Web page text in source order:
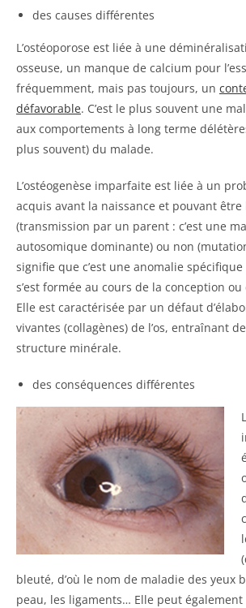
des causes différentes
L’ostéoporose est liée à une
osseuse, un manque de calcium pour
fréquemment, mais pas toujours, un
défavorable. C’est le plus souvent une
aux comportements à long terme
plus souvent) du malade.
L’ostéogenèse imparfaite est liée à un
acquis avant la naissance et pouvant être
(transmission par un parent : c’est une
autosomique dominante) ou non
signifie que c’est une anomalie
s’est formée au cours de la conception
Elle est caractérisée par un défaut
vivantes (collagènes) de l’os, entraînant
structure minérale.
des conséquences différentes
bleuté, d’où le nom de maladie des yeux
peau, les ligaments… Elle peut